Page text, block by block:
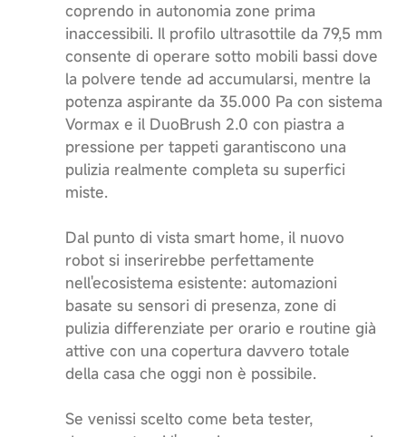
coprendo in autonomia zone prima
inaccessibili. Il profilo ultrasottile da 79,5 mm
consente di operare sotto mobili bassi dove
la polvere tende ad accumularsi, mentre la
potenza aspirante da 35.000 Pa con sistema
Vormax e il DuoBrush 2.0 con piastra a
pressione per tappeti garantiscono una
pulizia realmente completa su superfici
miste.
Dal punto di vista smart home, il nuovo
robot si inserirebbe perfettamente
nell'ecosistema esistente: automazioni
basate su sensori di presenza, zone di
pulizia differenziate per orario e routine già
attive con una copertura davvero totale
della casa che oggi non è possibile.
Se venissi scelto come beta tester,